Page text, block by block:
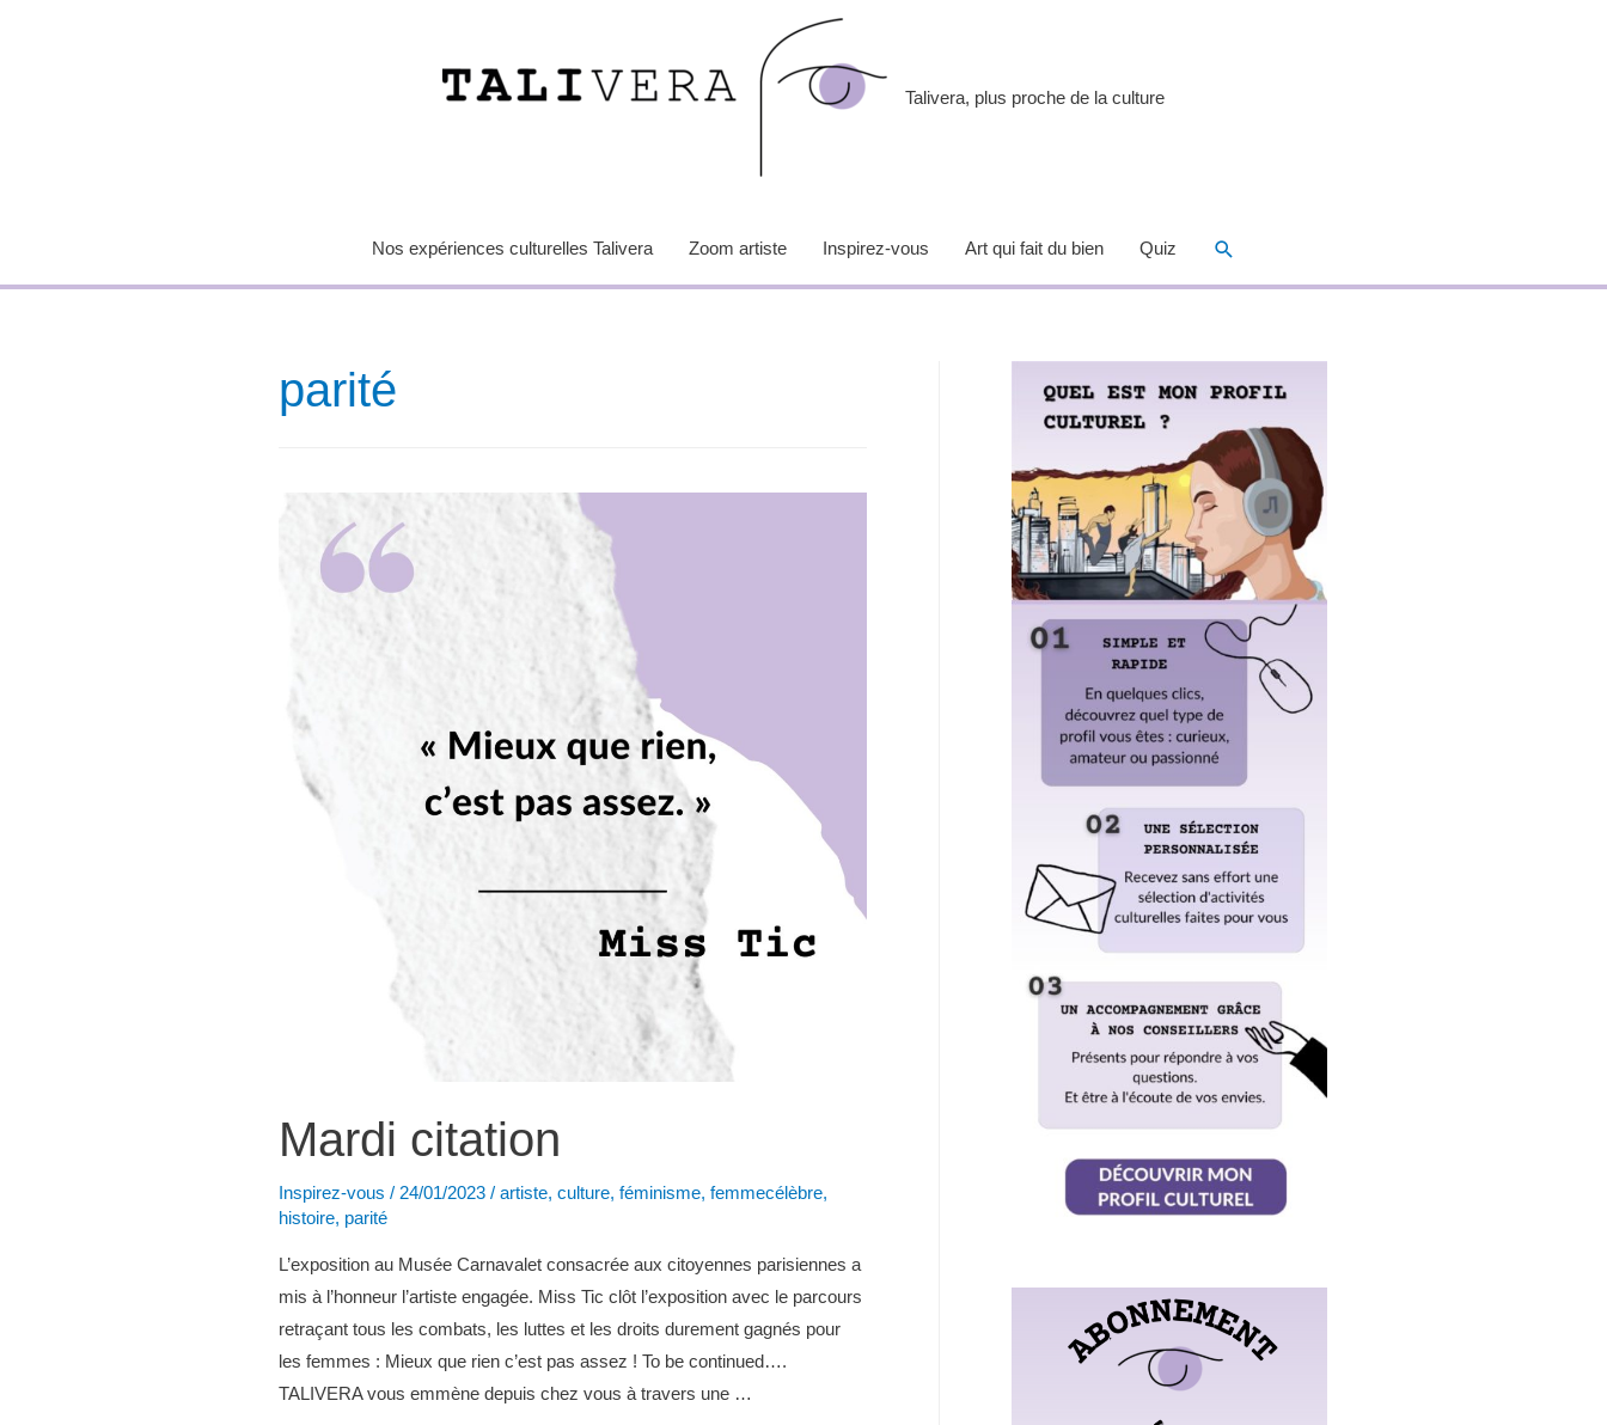
Talivera, plus proche de la culture
Nos expériences culturelles Talivera Zoom artiste Inspirez-vous Art qui fait du bien Quiz Rechercher
parité
Mardi citation
Inspirez-vous / 24/01/2023 / artiste, culture, féminisme, femmecélèbre,
histoire, parité
L’exposition au Musée Carnavalet consacrée aux citoyennes parisiennes a
mis à l’honneur l’artiste engagée. Miss Tic clôt l’exposition avec le parcours
retraçant tous les combats, les luttes et les droits durement gagnés pour
les femmes : Mieux que rien c’est pas assez ! To be continued….
TALIVERA vous emmène depuis chez vous à travers une …